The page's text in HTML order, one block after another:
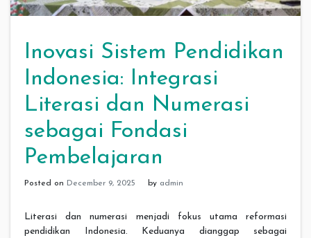
Inovasi Sistem Pendidikan
Indonesia: Integrasi
Literasi dan Numerasi
sebagai Fondasi
Pembelajaran
Posted on December 9, 2025 by admin
Literasi dan numerasi menjadi fokus utama reformasi
pendidikan Indonesia. Keduanya dianggap sebagai